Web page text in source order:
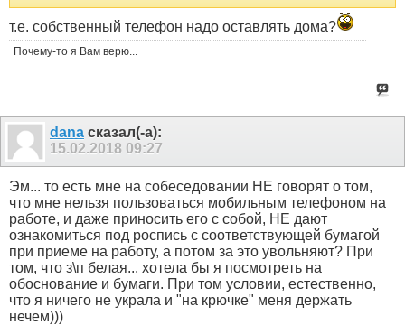
т.е. собственный телефон надо оставлять дома?
Почему-то я Вам верю...
dana сказал(-а):
15.02.2018 09:27
Эм... то есть мне на собеседовании НЕ говорят о том,
что мне нельзя пользоваться мобильным телефоном на
работе, и даже приносить его с собой, НЕ дают
ознакомиться под роспись с соответствующей бумагой
при приеме на работу, а потом за это увольняют? При
том, что з\п белая... хотела бы я посмотреть на
обоснование и бумаги. При том условии, естественно,
что я ничего не украла и "на крючке" меня держать
нечем)))